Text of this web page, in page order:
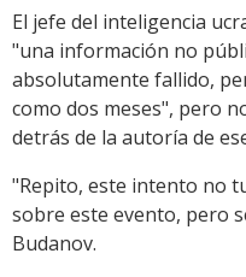
El jefe del inteligencia
"una información no
absolutamente fallido,
como dos meses", pero
detrás de la autoría de
"Repito, este intento no
sobre este evento, pero
Budanov.